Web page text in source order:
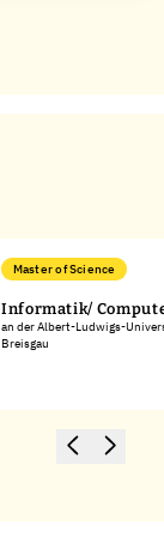
Master of Science
Informatik/
an der Albert-Ludwigs-
Breisgau